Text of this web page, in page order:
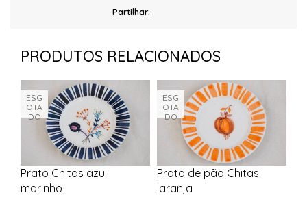
Partilhar:
PRODUTOS RELACIONADOS
ESG
OTA
DO
Prato Chitas azul
marinho
ESG
OTA
DO
Prato de pão Chitas
laranja